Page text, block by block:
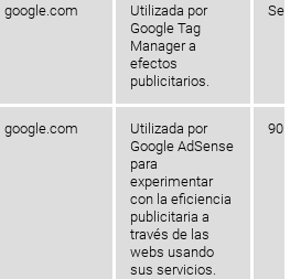
google.com
Utilizada por
Google Tag
Manager a
efectos
publicitarios.
google.com
Utilizada por
Google AdSense
para
experimentar
con la eficiencia
publicitaria a
través de las
webs usando
sus servicios.
90